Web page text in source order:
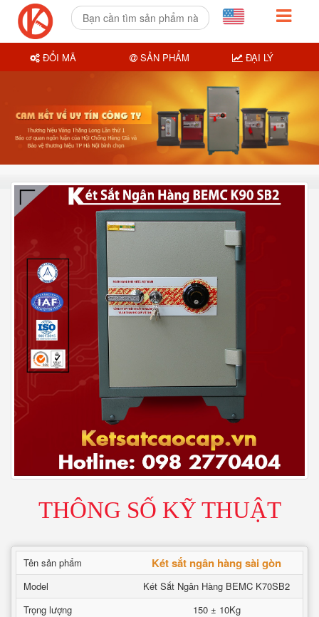
THÔNG SỐ KỸ THUẬT
Tên sản phẩm Két sắt ngân hàng sài gòn
Model
Két Sắt Ngân Hàng BEMC K70SB2
Trọng lượng
150 ± 10Kg
ĐỔI MÃ SẢN PHẨM ĐẠI LÝ